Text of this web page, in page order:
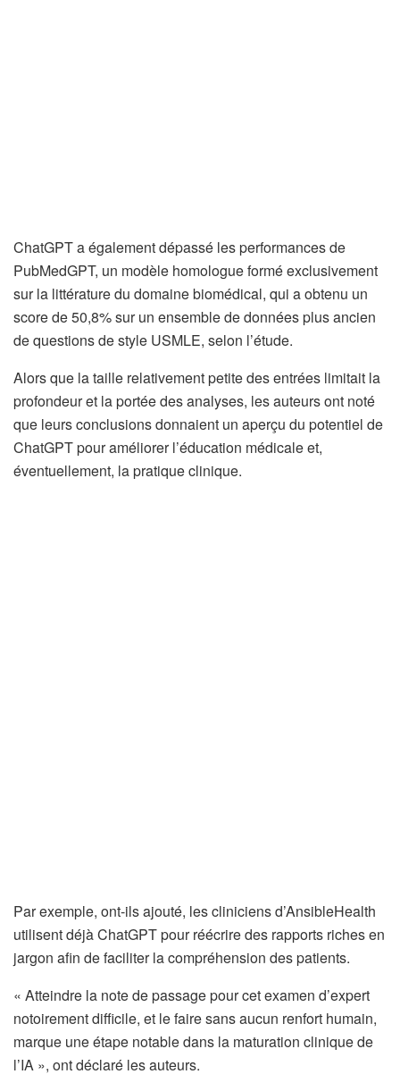
ChatGPT a également dépassé les performances de
PubMedGPT, un modèle homologue formé exclusivement
sur la littérature du domaine biomédical, qui a obtenu un
score de 50,8% sur un ensemble de données plus ancien
de questions de style USMLE, selon l’étude.
Alors que la taille relativement petite des entrées limitait la
profondeur et la portée des analyses, les auteurs ont noté
que leurs conclusions donnaient un aperçu du potentiel de
ChatGPT pour améliorer l’éducation médicale et,
éventuellement, la pratique clinique.
Par exemple, ont-ils ajouté, les cliniciens d’AnsibleHealth
utilisent déjà ChatGPT pour réécrire des rapports riches en
jargon afin de faciliter la compréhension des patients.
« Atteindre la note de passage pour cet examen d’expert
notoirement difficile, et le faire sans aucun renfort humain,
marque une étape notable dans la maturation clinique de
l’IA », ont déclaré les auteurs.